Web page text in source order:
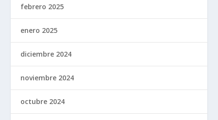
febrero 2025
enero 2025
diciembre 2024
noviembre 2024
octubre 2024